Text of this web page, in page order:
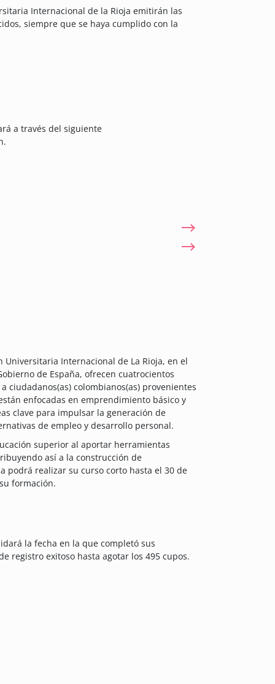
Internacional de la Rioja emitirán las
siempre que se haya cumplido con la
a través del siguiente
Universitaria Internacional de La Rioja, en el
de España, ofrecen cuatrocientos
ciudadanos(as) colombianos(as) provenientes
enfocadas en emprendimiento básico y
clave para impulsar la generación de
de empleo y desarrollo personal.
superior al aportar herramientas
así a la construcción de
podrá realizar su curso corto hasta el 30 de
formación.
la fecha en la que completó sus
registro exitoso hasta agotar los 495 cupos.